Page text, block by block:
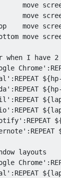
move
move
move
move
when I have 2
layouts